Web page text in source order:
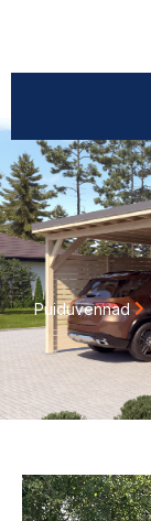
Puiduvennad